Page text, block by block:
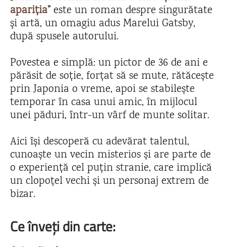
apariția”este un roman despre singurătate
şi artă, un omagiu adus Marelui Gatsby,
după spusele autorului.
Povestea e simplă: un pictor de 36 de ani e
părăsit de soție, forțat să se mute, rătăcește
prin Japonia o vreme, apoi se stabilește
temporar în casa unui amic, în mijlocul
unei păduri, într-un vârf de munte solitar.
Aici își descoperă cu adevărat talentul,
cunoaște un vecin misterios și are parte de
o experiență cel puțin stranie, care implică
un clopoțel vechi și un personaj extrem de
bizar.
Ce înveți din carte: